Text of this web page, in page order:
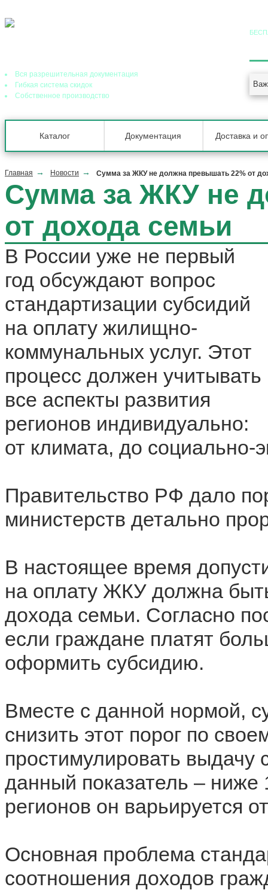
Вся разрешительная документация
Гибкая система скидок
Собственное производство
Каталог Документация Доставка и
Главная Новости Сумма за ЖКУ не должна превышать 22% от
Сумма за ЖКУ не
от дохода семьи
В России уже не первый
год обсуждают вопрос
стандартизации субсидий
на оплату жилищно-
коммунальных услуг. Этот
процесс должен учитывать
все аспекты развития
регионов индивидуально:
от климата, до
Правительство РФ дало
министерств детально
В настоящее время
на оплату ЖКУ должна
дохода семьи. Согласно
если граждане платят
оформить субсидию.
Вместе с данной нормой,
снизить этот порог по
простимулировать выдачу
данный показатель – ниже
регионов он варьируется
Основная проблема
соотношения доходов